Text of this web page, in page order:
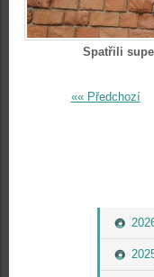
Spatřili
«« Předchozí